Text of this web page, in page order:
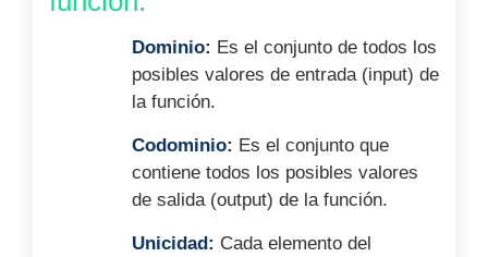
Dominio: Es el conjunto de todos los
posibles valores de entrada (input) de
la función.
Codominio: Es el conjunto que
contiene todos los posibles valores
de salida (output) de la función.
Unicidad: Cada elemento del